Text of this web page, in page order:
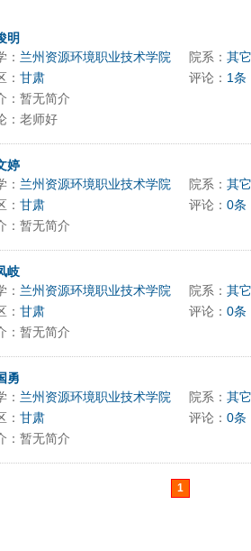
明
： 兰州资源环境职业技术学院 院系： 其它
： 甘肃 评论： 1条
：暂无简介
：老师好
婷
： 兰州资源环境职业技术学院 院系： 其它
： 甘肃 评论： 0条
：暂无简介
岐
： 兰州资源环境职业技术学院 院系： 其它
： 甘肃 评论： 0条
：暂无简介
勇
： 兰州资源环境职业技术学院 院系： 其它
： 甘肃 评论： 0条
：暂无简介
1